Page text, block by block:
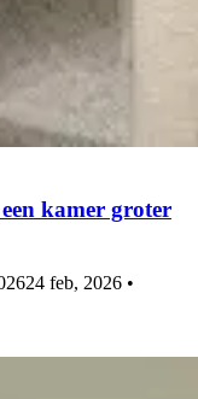
kamer groter
24 feb, 2026 •